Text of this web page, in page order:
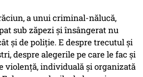
a unui criminal-nălucă,
sub zăpezi și însângerat nu
și de poliție. E despre trecutul și
despre alegerile pe care le fac și
violență, individuală și organizată